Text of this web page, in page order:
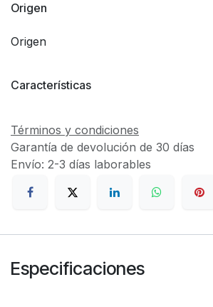
Origen
Origen
Características
Términos y condiciones
Garantía de devolución de 30 días
Envío: 2-3 días laborables
Especificaciones